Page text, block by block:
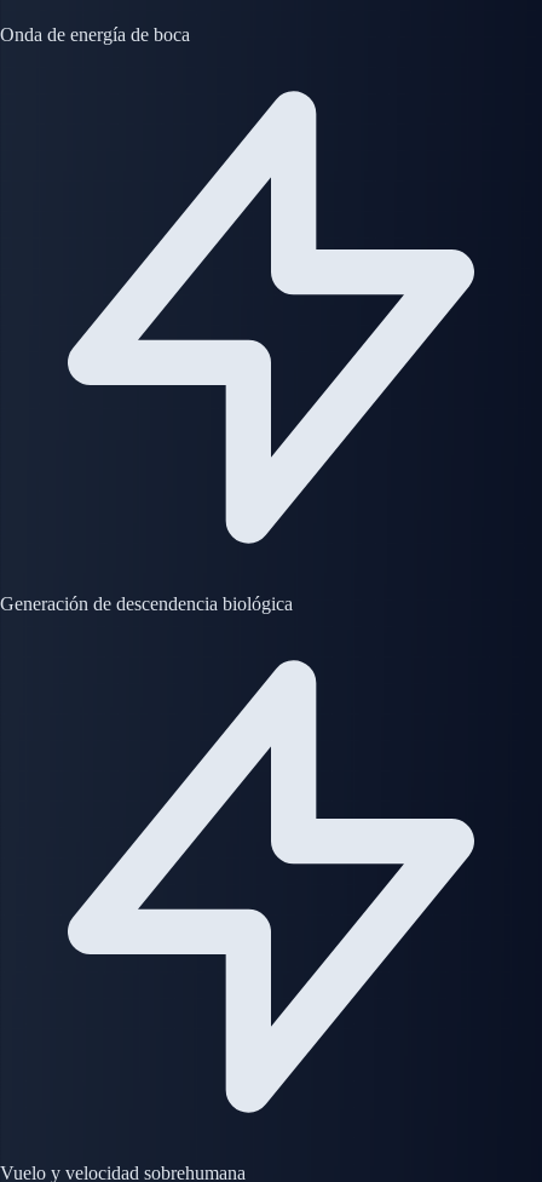
Onda de energía de boca
Generación de descendencia biológica
Vuelo y velocidad sobrehumana